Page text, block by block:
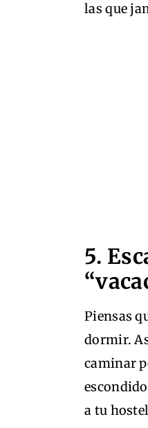
las que
5.
Piensas
dormir.
caminar
a tu